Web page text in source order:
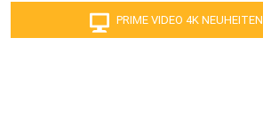
PRIME VIDEO 4K NEUHEITEN